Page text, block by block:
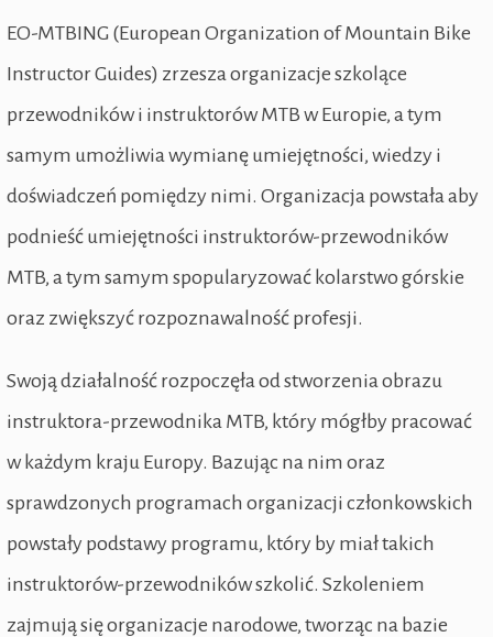
EO-MTBING (European Organization of Mountain Bike
Instructor Guides) zrzesza organizacje szkolące
przewodników i instruktorów MTB w Europie, a tym
samym umożliwia wymianę umiejętności, wiedzy i
doświadczeń pomiędzy nimi. Organizacja powstała aby
podnieść umiejętności instruktorów-przewodników
MTB, a tym samym spopularyzować kolarstwo górskie
oraz zwiększyć rozpoznawalność profesji.
Swoją działalność rozpoczęła od stworzenia obrazu
instruktora-przewodnika MTB, który mógłby pracować
w każdym kraju Europy. Bazując na nim oraz
sprawdzonych programach organizacji członkowskich
powstały podstawy programu, który by miał takich
instruktorów-przewodników szkolić. Szkoleniem
zajmują się organizacje narodowe, tworząc na bazie